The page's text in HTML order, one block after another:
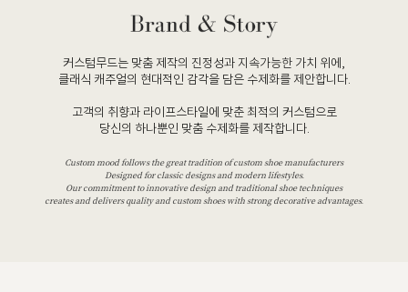
커스텀무드는 맞춤 제작의 진정성과 지속가능한 가치 위에,
클래식 캐주얼의 현대적인 감각을 담은 수제화를 제안합니다.
고객의 취향과 라이프스타일에 맞춘 최적의 커스텀으로
당신의 하나뿐인 맞춤 수제화를 제작합니다.
Custom mood follows the great tradition of custom shoe manufacturers
Designed for classic designs and modern lifestyles.
Our commitment to innovative design and traditional shoe techniques
creates and delivers quality and custom shoes with strong decorative advantages.